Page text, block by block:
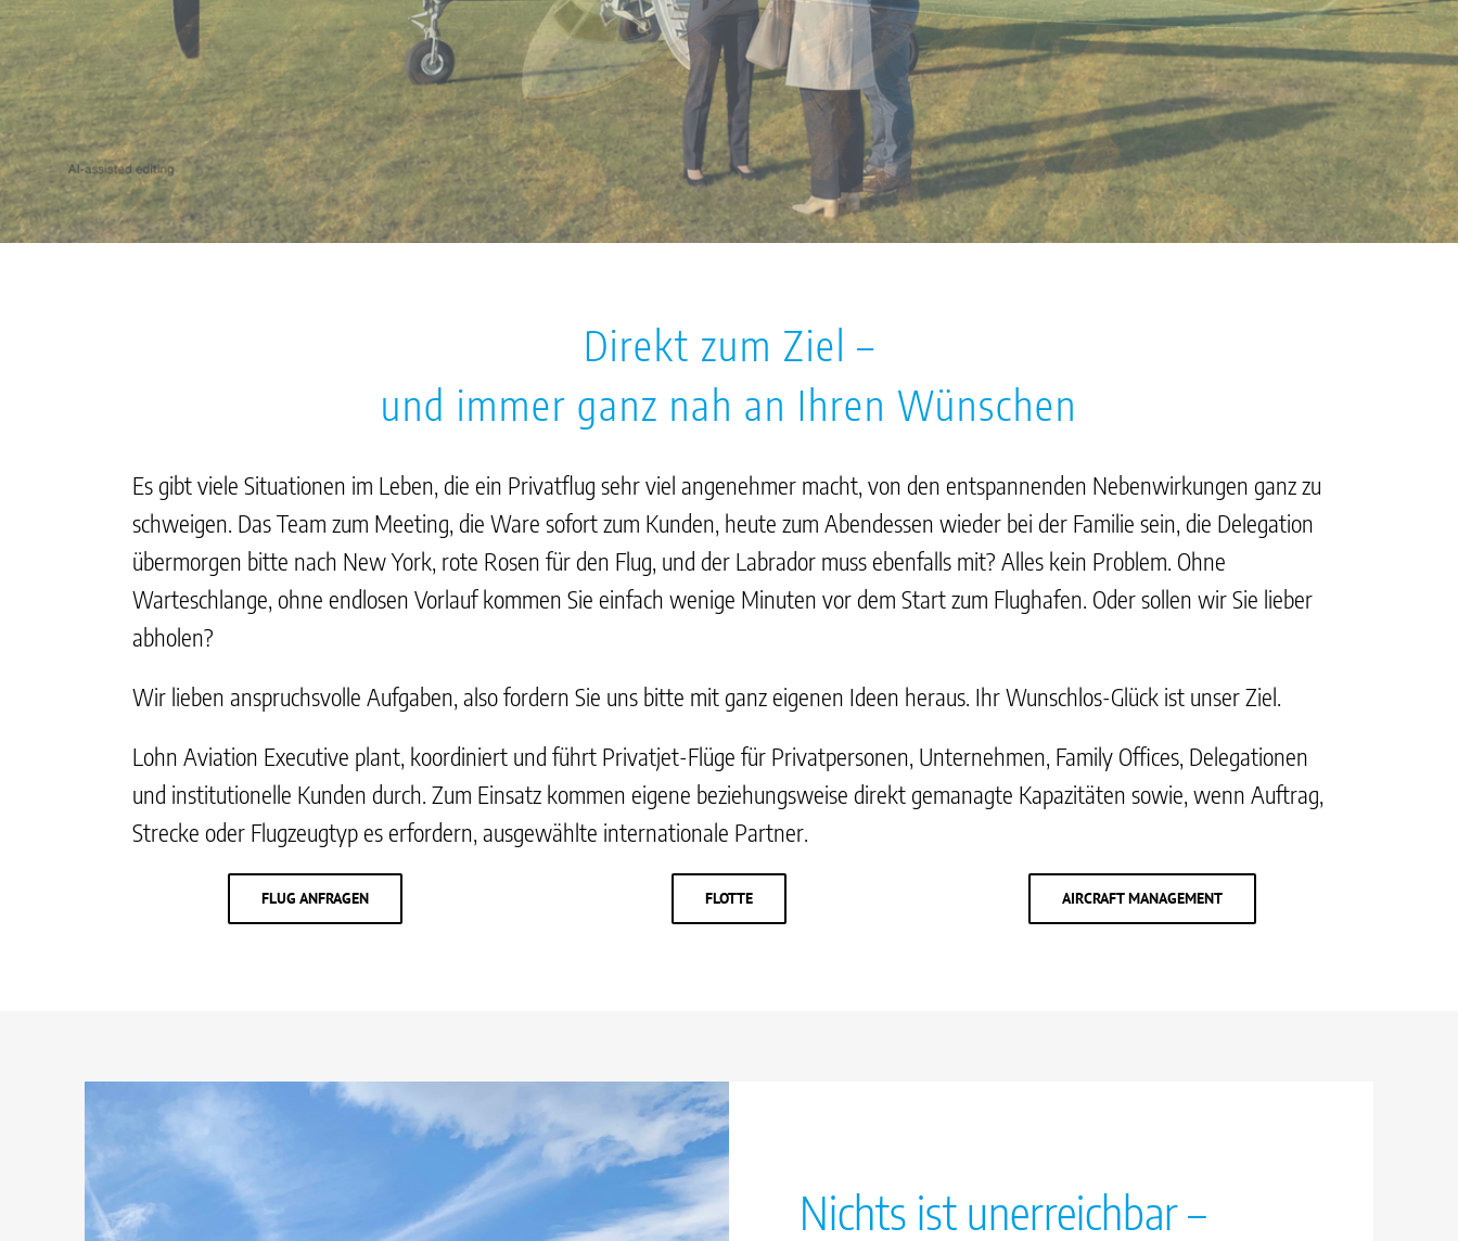
Direkt zum Ziel –
und immer ganz nah an Ihren Wünschen
Es gibt viele Situationen im Leben, die ein Privatflug sehr viel angenehmer macht, von den entspannenden Nebenwirkungen ganz zu
schweigen. Das Team zum Meeting, die Ware sofort zum Kunden, heute zum Abendessen wieder bei der Familie sein, die Delegation
übermorgen bitte nach New York, rote Rosen für den Flug, und der Labrador muss ebenfalls mit? Alles kein Problem. Ohne
Warteschlange, ohne endlosen Vorlauf kommen Sie einfach wenige Minuten vor dem Start zum Flughafen. Oder sollen wir Sie lieber
abholen?
Wir lieben anspruchsvolle Aufgaben, also fordern Sie uns bitte mit ganz eigenen Ideen heraus. Ihr Wunschlos-Glück ist unser Ziel.
Lohn Aviation Executive plant, koordiniert und führt Privatjet-Flüge für Privatpersonen, Unternehmen, Family Offices, Delegationen
und institutionelle Kunden durch. Zum Einsatz kommen eigene beziehungsweise direkt gemanagte Kapazitäten sowie, wenn Auftrag,
Strecke oder Flugzeugtyp es erfordern, ausgewählte internationale Partner.
FLUG ANFRAGEN FLOTTE AIRCRAFT MANAGEMENT
Nichts ist unerreichbar –